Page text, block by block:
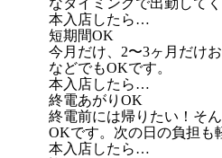
本入店したら…
短期間OK
今月だけ、2〜3ヶ月だけ
などでもOKです。
本入店したら…
終電あがりOK
終電前には帰りたい！そ
OKです。次の日の負担も
本入店したら…